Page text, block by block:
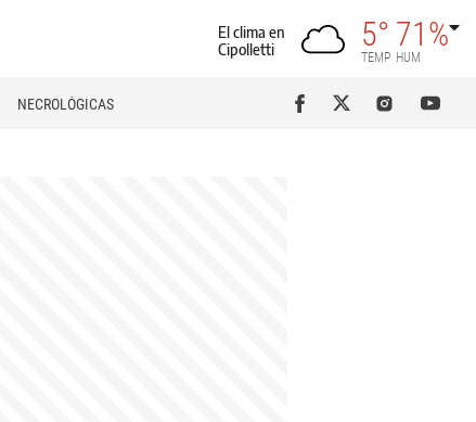
El clima en
Cipolletti
5°
TEMP
71%
HUM
NECROLÓGICAS